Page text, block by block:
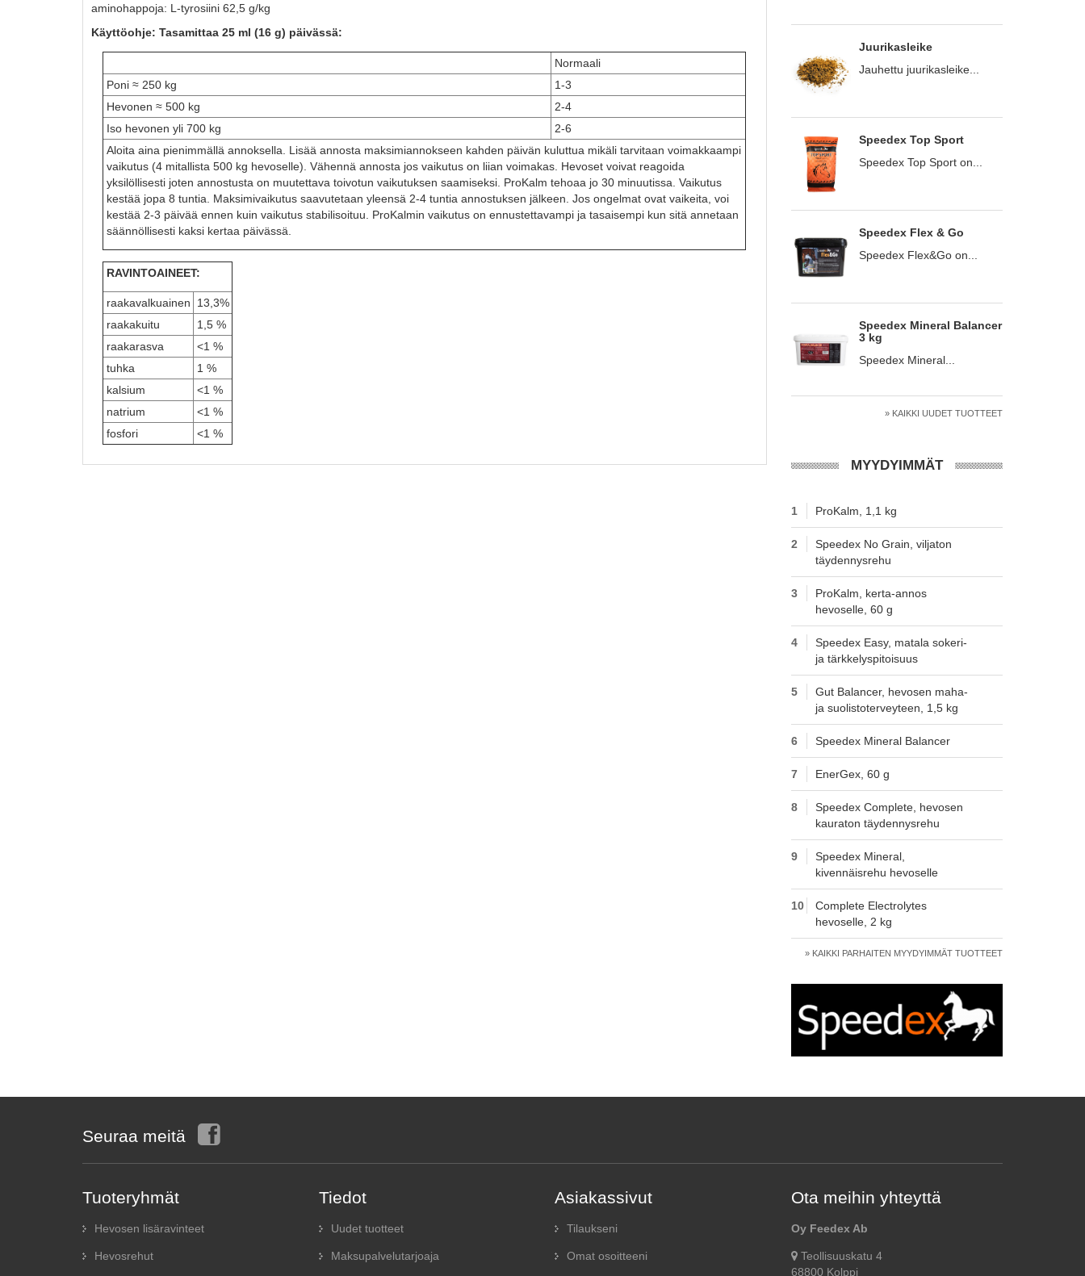
aminohappoja: L-tyrosiini 62,5 g/kg
Käyttöohje: Tasamittaa 25 ml (16 g) päivässä:
Normaali
Poni ≈ 250 kg
1-3
Hevonen ≈ 500 kg
2-4
Iso hevonen yli 700 kg
2-6
Aloita aina pienimmällä annoksella. Lisää annosta maksimiannokseen kahden päivän kuluttua mikäli tarvitaan voimakkaampi
vaikutus (4 mitallista 500 kg hevoselle). Vähennä annosta jos vaikutus on liian voimakas. Hevoset voivat reagoida
yksilöllisesti joten annostusta on muutettava toivotun vaikutuksen saamiseksi. ProKalm tehoaa jo 30 minuutissa. Vaikutus
kestää jopa 8 tuntia. Maksimivaikutus saavutetaan yleensä 2-4 tuntia annostuksen jälkeen. Jos ongelmat ovat vaikeita, voi
kestää 2-3 päivää ennen kuin vaikutus stabilisoituu. ProKalmin vaikutus on ennustettavampi ja tasaisempi kun sitä annetaan
säännöllisesti kaksi kertaa päivässä.
RAVINTOAINEET:
raakavalkuainen
13,3%
raakakuitu
1,5 %
raakarasva
<1 %
tuhka
1 %
kalsium
<1 %
natrium
<1 %
fosfori
<1 %
Juurikasleike
Jauhettu juurikasleike...
Speedex Top Sport
Speedex Top Sport on...
Speedex Flex & Go
Speedex Flex&Go on...
Speedex Mineral Balancer
3 kg
Speedex Mineral...
» KAIKKI UUDET TUOTTEET
MYYDYIMMÄT
1 ProKalm, 1,1 kg
2
Speedex No Grain, viljaton
täydennysrehu
3
ProKalm, kerta-annos
hevoselle, 60 g
4
Speedex Easy, matala sokeri-
ja tärkkelyspitoisuus
5
Gut Balancer, hevosen maha-
ja suolistoterveyteen, 1,5 kg
6 Speedex Mineral Balancer
7 EnerGex, 60 g
8
Speedex Complete, hevosen
kauraton täydennysrehu
9
Speedex Mineral,
kivennäisrehu hevoselle
10
Complete Electrolytes
hevoselle, 2 kg
» KAIKKI PARHAITEN MYYDYIMMÄT TUOTTEET
Seuraa meitä
Tuoteryhmät
Hevosen lisäravinteet
Hevosrehut
Tiedot
Uudet tuotteet
Maksupalvelutarjoaja
Asiakassivut
Tilaukseni
Omat osoitteeni
Ota meihin yhteyttä
Oy Feedex Ab
Teollisuuskatu 4
68800 Kolppi